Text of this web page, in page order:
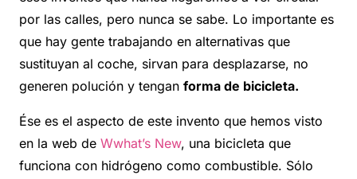
por las calles, pero nunca se sabe. Lo importante es
que hay gente trabajando en alternativas que
sustituyan al coche, sirvan para desplazarse, no
generen polución y tengan forma de bicicleta.
Ése es el aspecto de este invento que hemos visto
en la web de Wwhat’s New, una bicicleta que
funciona con hidrógeno como combustible. Sólo